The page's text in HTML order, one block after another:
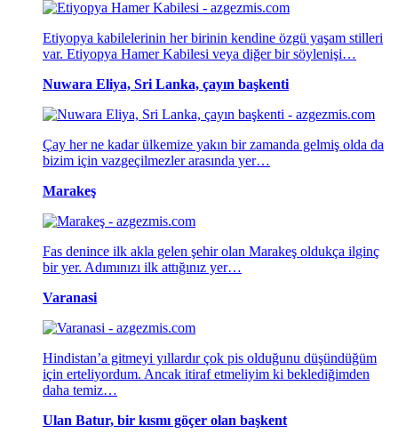
Etiyopya kabilelerinin her birinin kendine özgü yaşam stilleri
var. Etiyopya Hamer Kabilesi veya diğer bir söylenişi…
Nuwara Eliya, Sri Lanka, çayın başkenti
Çay her ne kadar ülkemize yakın bir zamanda gelmiş olda da
bizim için vazgeçilmezler arasında yer…
Marakeş
Fas denince ilk akla gelen şehir olan Marakeş oldukça ilginç
bir yer. Adımınızı ilk attığınız yer…
Varanasi
Hindistan’a gitmeyi yıllardır çok pis olduğunu düşündüğüm
için erteliyordum. Ancak itiraf etmeliyim ki beklediğimden
daha temiz…
Ulan Batur, bir kısmı göçer olan başkent